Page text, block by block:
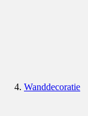
Wanddecoratie